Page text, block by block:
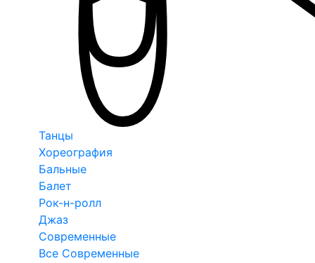
Танцы
Хореография
Бальные
Балет
Рок-н-ролл
Джаз
Современные
Все Современные